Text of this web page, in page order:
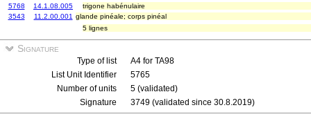
5768
14.1.08.005
trigone habénulaire
3543
11.2.00.001 glande pinéale; corps pinéal
5 lignes
Signature
Type of list
A4 for TA98
List Unit Identifier
5765
Number of units
5 (validated)
Signature
3749 (validated since 30.8.2019)